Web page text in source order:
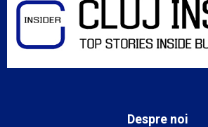
Despre noi